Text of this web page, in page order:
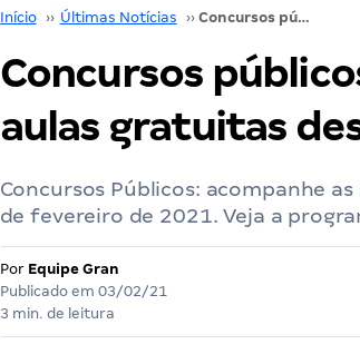
Início ›› Últimas Notícias ›› Concursos públicos: veja os eventos e aulas gratuitas desta quarta
Concursos
aulas gratuitas
Concursos Públicos: acompanhe
de fevereiro de 2021. Veja a
Por Equipe Gran
Publicado em 03/02/21
3 min. de leitura